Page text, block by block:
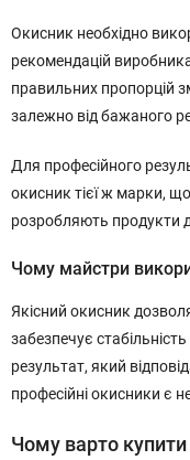
Окисник необхідно
рекомендацій
правильних пропорцій
залежно від бажаного
Для професійного
окисник тієї ж марки,
розробляють продукти
Чому майстри
Якісний окисник
забезпечує
результат, який
професійні окисники є
Чому варто